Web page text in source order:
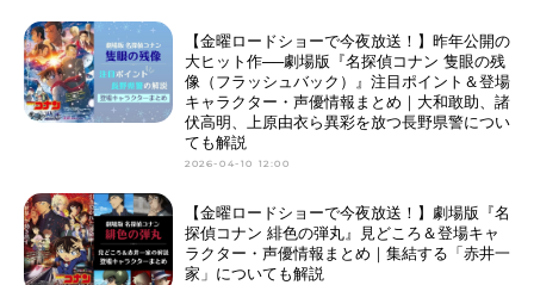
【金曜ロードショーで今夜放送！】昨年公開の
大ヒット作──劇場版『名探偵コナン 隻眼の残
像（フラッシュバック）』注目ポイント＆登場
キャラクター・声優情報まとめ｜大和敢助、諸
伏高明、上原由衣ら異彩を放つ長野県警につい
ても解説
2026-04-10 12:00
【金曜ロードショーで今夜放送！】劇場版『名
探偵コナン 緋色の弾丸』見どころ＆登場キャ
ラクター・声優情報まとめ｜集結する「赤井一
家」についても解説